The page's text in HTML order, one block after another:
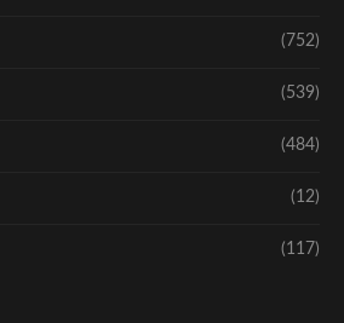
(752)
(539)
(484)
(12)
(117)